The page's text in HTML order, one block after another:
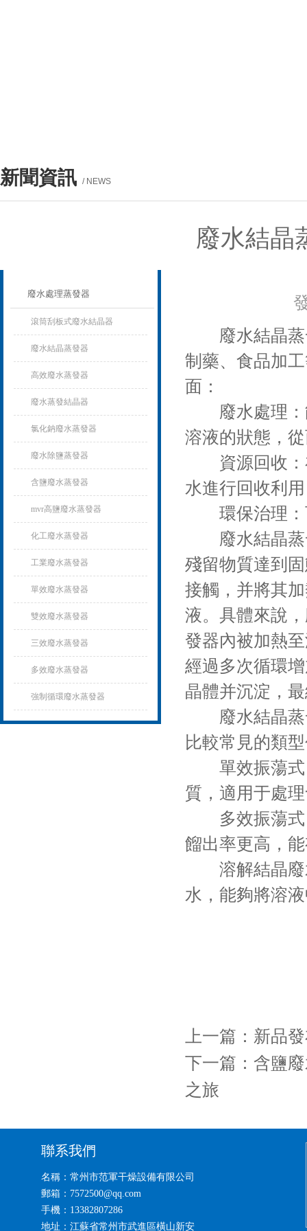
新聞資訊 / NEWS
廢水處理蒸發器
滾筒刮板式廢水結晶器
廢水結晶蒸發器
高效廢水蒸發器
廢水蒸發結晶器
氯化鈉廢水蒸發器
廢水除鹽蒸發器
含鹽廢水蒸發器
mvr高鹽廢水蒸發器
化工廢水蒸發器
工業廢水蒸發器
單效廢水蒸發器
雙效廢水蒸發器
三效廢水蒸發器
多效廢水蒸發器
強制循環廢水蒸發器
廢水結晶
廢水結晶蒸
制藥、食品加
面：
廢水處理：
溶液的狀態，
資源回收：
水進行回收利
環保治理：
廢水結晶
殘留物質達到
接觸，并將其
液。具體來說
發器內被加熱
經過多次循環
晶體并沉淀，
廢水結晶蒸
比較常見的類
單效振蕩式
質，適用于處
多效振蕩式
餾出率更高，
溶解結晶廢
水，能夠將溶
上一篇： 新品
下一篇： 含鹽
之旅
聯系我們
名稱：常州市范軍干燥設備有限公司
郵箱：7572500@qq.com
手機：13382807286
地址：江蘇省常州市武進區橫山新安